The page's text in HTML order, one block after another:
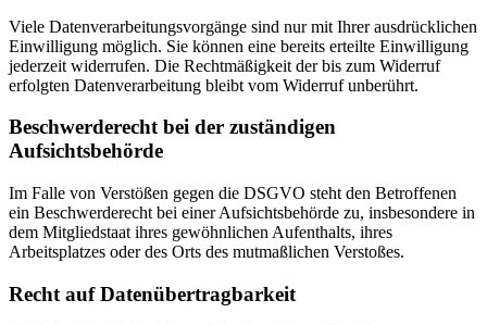
Viele Datenverarbeitungsvorgänge sind nur mit Ihrer ausdrücklichen
Einwilligung möglich. Sie können eine bereits erteilte Einwilligung
jederzeit widerrufen. Die Rechtmäßigkeit der bis zum Widerruf
erfolgten Datenverarbeitung bleibt vom Widerruf unberührt.
Beschwerderecht bei der zuständigen
Aufsichtsbehörde
Im Falle von Verstößen gegen die DSGVO steht den Betroffenen
ein Beschwerderecht bei einer Aufsichtsbehörde zu, insbesondere in
dem Mitgliedstaat ihres gewöhnlichen Aufenthalts, ihres
Arbeitsplatzes oder des Orts des mutmaßlichen Verstoßes.
Recht auf Datenübertragbarkeit